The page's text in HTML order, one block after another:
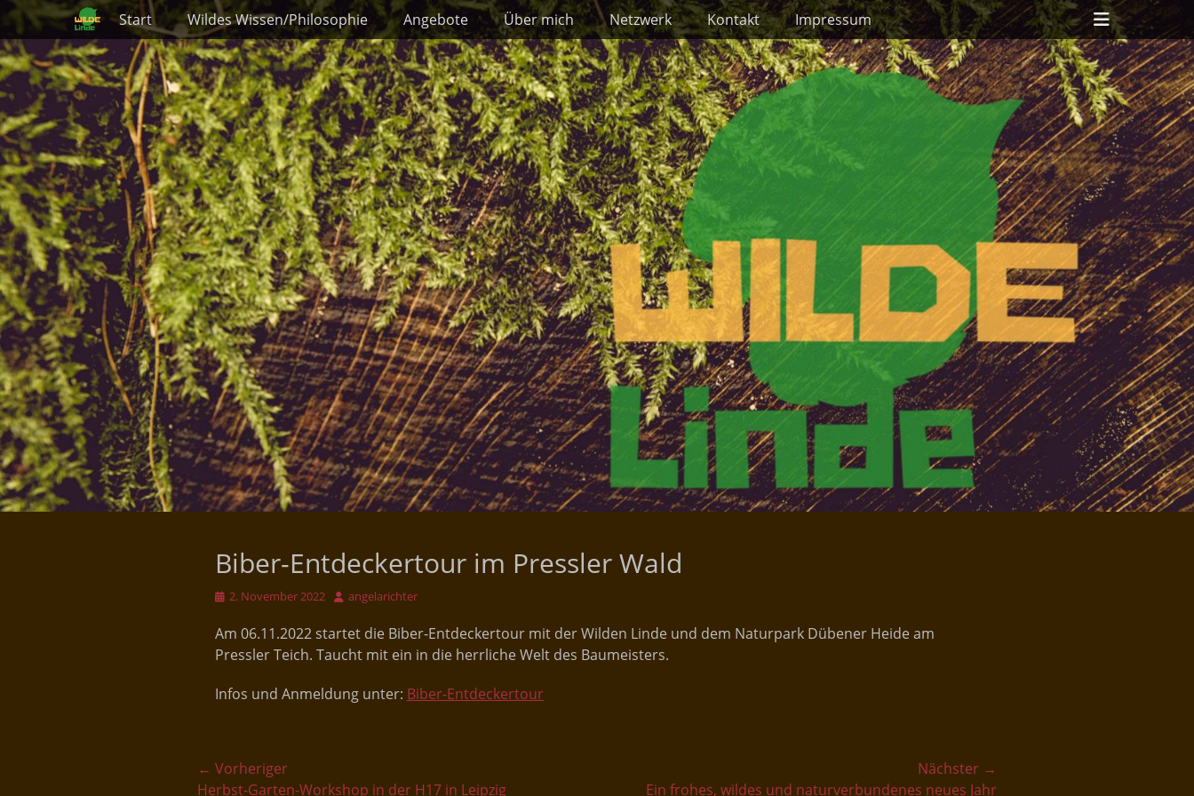
Primäres Menü
Zum
Inhalt
springen
Start Wildes Wissen/Philosophie Angebote Über mich Netzwerk Kontakt Impressum
Header
Toggle
Biber-Entdeckertour im Pressler Wald
Veröffentlicht
2. November 2022 Autorangelarichter
Am 06.11.2022 startet die Biber-Entdeckertour mit der Wilden Linde und dem Naturpark Dübener Heide am
Pressler Teich. Taucht mit ein in die herrliche Welt des Baumeisters.
Infos und Anmeldung unter: Biber-Entdeckertour
Beitragsnavigation
← Vorheriger
Vorheriger
Herbst-Garten-Workshop in der H17 in Leipzig
Nächster →
NächsterEin frohes, wildes und naturverbundenes neues Jahr